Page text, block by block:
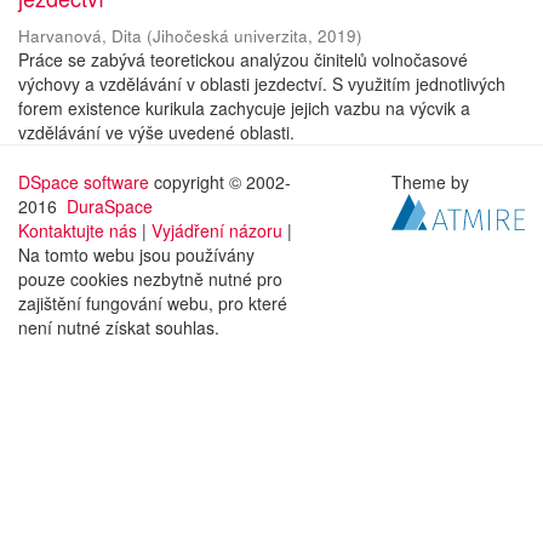
Harvanová, Dita (Jihočeská univerzita, 2019)
Práce se zabývá teoretickou analýzou činitelů volnočasové
výchovy a vzdělávání v oblasti jezdectví. S využitím jednotlivých
forem existence kurikula zachycuje jejich vazbu na výcvik a
vzdělávání ve výše uvedené oblasti.
DSpace software copyright © 2002-
2016 DuraSpace
Kontaktujte nás | Vyjádření názoru |
Na tomto webu jsou používány
pouze cookies nezbytně nutné pro
zajištění fungování webu, pro které
není nutné získat souhlas.
Theme by